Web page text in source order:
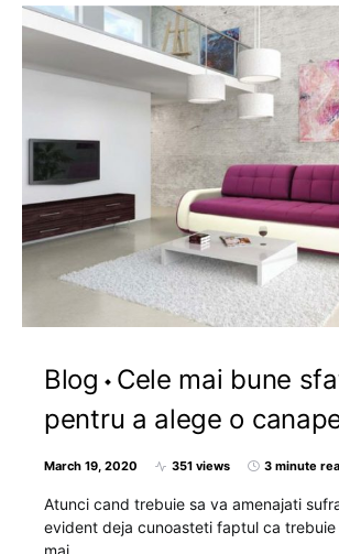
Blog
Cele mai bune
pentru a alege o
March 19, 2020 351 views 3 minute
Atunci cand trebuie sa va amenajati
evident deja cunoasteti faptul ca trebuie